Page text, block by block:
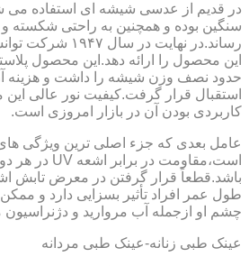
در قدیم از عدسی شیشه ای استفاده می
سنگین بوده و همچنین به راحتی
رساند.در نهایت در
این محصول را ارائه دهد.این محصول
حدود نصف وزن شیشه را داشت و هزینه
استقبال قرار گرفت.کیفیت نور عالی
کاربردی بودن آن در بازار امروزی است.
عامل بعدی که جزء اصلی ترین ویژگی
طول عمر افراد تأثیر بسزایی دارد و
چشم او ازجمله آب مروارید و دژنراسیون
عینک طبی زنانه-عینک طبی مردانه